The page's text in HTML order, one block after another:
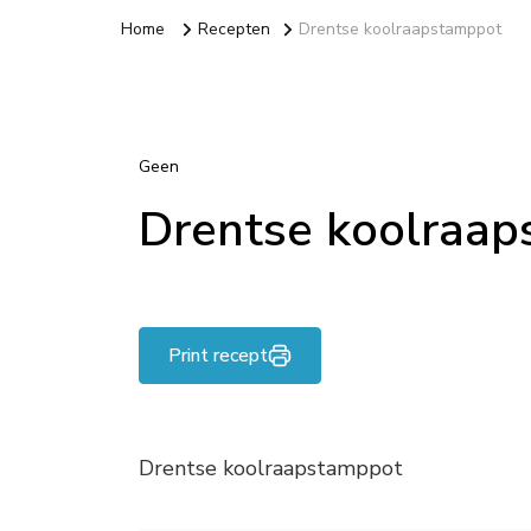
Home Recepten Drentse koolraapstamppot
Geen
Drentse
Print recept
Drentse koolraapstamppot